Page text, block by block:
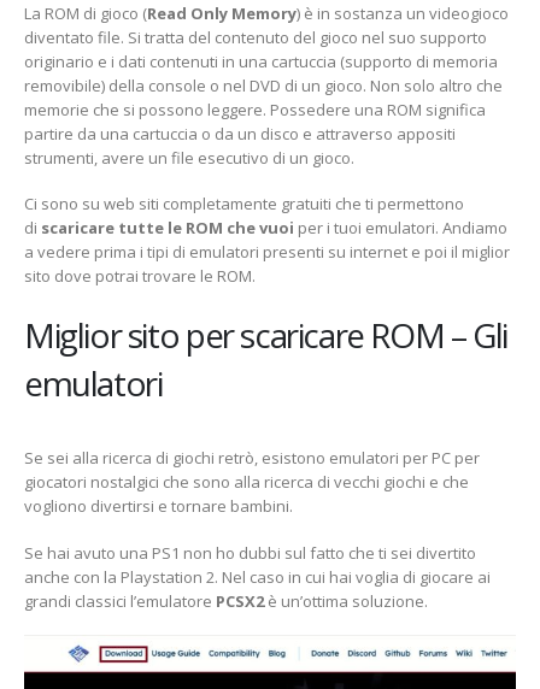
La ROM di gioco (Read Only Memory) è in sostanza un videogioco
diventato file. Si tratta del contenuto del gioco nel suo supporto
originario e i dati contenuti in una cartuccia (supporto di memoria
removibile) della console o nel DVD di un gioco. Non solo altro che
memorie che si possono leggere. Possedere una ROM significa
partire da una cartuccia o da un disco e attraverso appositi
strumenti, avere un file esecutivo di un gioco.
Ci sono su web siti completamente gratuiti che ti permettono
di scaricare tutte le ROM che vuoi per i tuoi emulatori. Andiamo
a vedere prima i tipi di emulatori presenti su internet e poi il miglior
sito dove potrai trovare le ROM.
Miglior sito per scaricare ROM – Gli
emulatori
Se sei alla ricerca di giochi retrò, esistono emulatori per PC per
giocatori nostalgici che sono alla ricerca di vecchi giochi e che
vogliono divertirsi e tornare bambini.
Se hai avuto una PS1 non ho dubbi sul fatto che ti sei divertito
anche con la Playstation 2. Nel caso in cui hai voglia di giocare ai
grandi classici l’emulatore PCSX2è un’ottima soluzione.